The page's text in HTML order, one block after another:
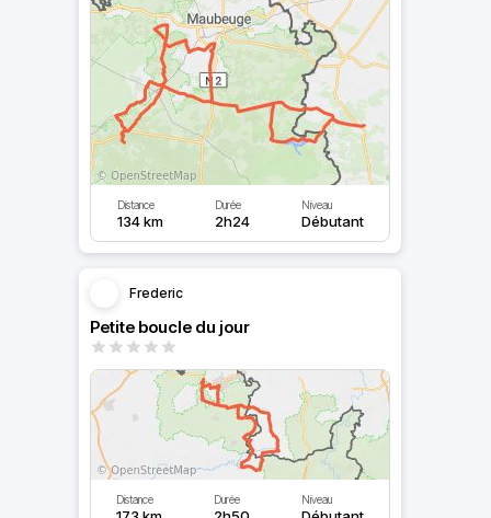
Distance
134 km
Durée
2h24
Niveau
Débutant
Frederic
Petite boucle du jour
Distance Durée Niveau